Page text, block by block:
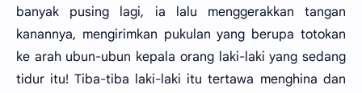
banyak pusing lagi, ia lalu menggerakkan tangan
kanannya, mengirimkan pukulan yang berupa totokan
ke arah ubun-ubun kepala orang laki-laki yang sedang
tidur itu! Tiba-tiba laki-laki itu tertawa menghina dan